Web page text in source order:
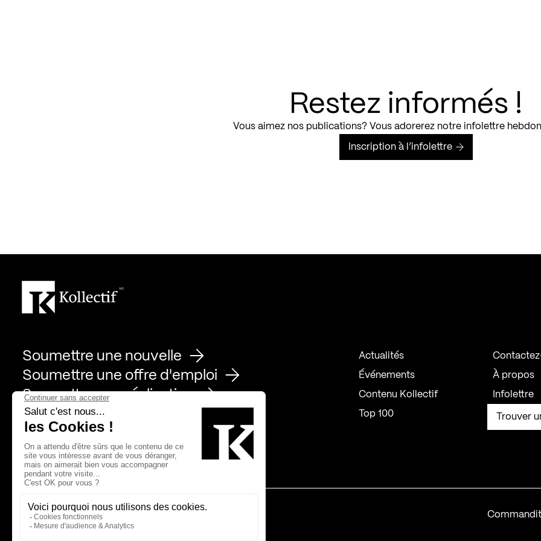
Restez informés !
Vous aimez nos publications? Vous adorerez notre infolettre
Inscription à l’infolettre
Soumettre une nouvelle
Soumettre une offre d'emploi
Soumettre une réalisation
Actualités
Événements
Contenu Kollectif
Top 100
À propos
Infolettre
Trouver
Page Facebook de Kollectif
Page Instagram de Kollectif
Page Linkedin de Kollectif
Partenaires